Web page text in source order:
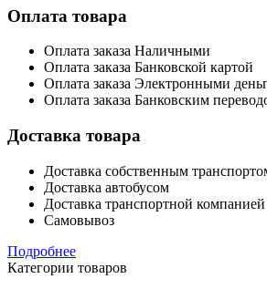
Оплата товара
Оплата заказа Наличными
Оплата заказа Банковской картой
Оплата заказа Электронными
Оплата заказа Банковским
Доставка товара
Доставка собственным
Доставка автобусом
Доставка транспортной компанией
Самовывоз
Подробнее
Категории товаров